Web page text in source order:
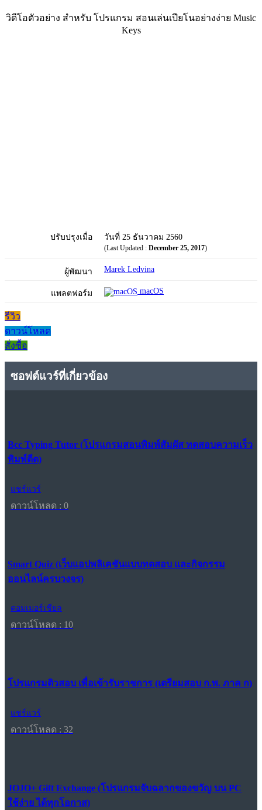
วิดีโอตัวอย่าง สำหรับ โปรแกรม สอนเล่นเปียโนอย่างง่าย Music
Keys
ปรับปรุงเมื่อ วันที่ 25 ธันวาคม 2560
(Last Updated : December 25, 2017)
ผู้พัฒนา Marek Ledvina
แพลตฟอร์ม macOS
รีวิว
ดาวน์โหลด
สั่งซื้อ
ซอฟต์แวร์ที่เกี่ยวข้อง
Bcc Typing Tutor (โปรแกรมสอนพิมพ์สัมผัส ทดสอบความเร็ว
พิมพ์ดีด)
แชร์แวร์
ดาวน์โหลด : 0
Smart Quiz (เว็บแอปพลิเคชันแบบทดสอบ และกิจกรรม
ออนไลน์ครบวงจร)
คอมเมอร์เชียล
ดาวน์โหลด : 10
โปรแกรมติวสอบ เพื่อเข้ารับราชการ (เตรียมสอบ ก.พ. ภาค ก)
แชร์แวร์
ดาวน์โหลด : 32
JOJO+ Gift Exchange (โปรแกรมจับฉลากของขวัญ บน PC
ใช้ง่าย ได้ทุกโอกาส)